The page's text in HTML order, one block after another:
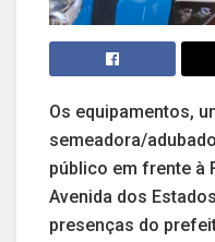
Os equipamentos,
semeadora/
público em frente à
Avenida dos
presenças do